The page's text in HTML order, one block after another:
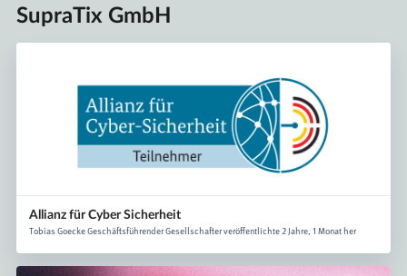
SupraTix GmbH
Allianz für Cyber Sicherheit
Tobias Goecke Geschäftsführender Gesellschafter veröffentlichte 2 Jahre, 1 Monat her